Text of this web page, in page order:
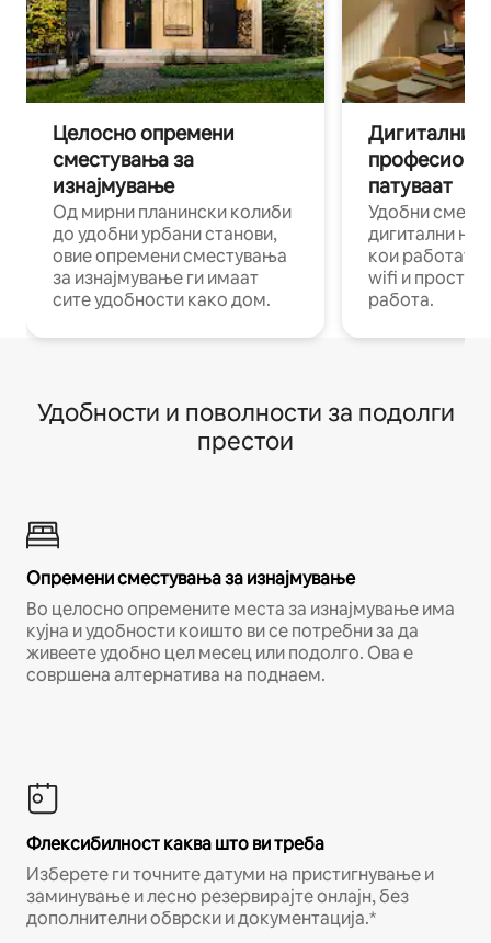
Целосно опремени
сместувања за
изнајмување
Од мирни планински колиби
до удобни урбани станови,
овие опремени сместувања
за изнајмување ги имаат
сите удобности како дом.
Дигитални
патуваат
Удобни
дигитални
кои работат
wifi и
работа.
Удобности и поволности за подолги
престои
Опремени сместувања за изнајмување
Во целосно опремените места за изнајмување има
кујна и удобности коишто ви се потребни за да
живеете удобно цел месец или подолго. Ова е
совршена алтернатива на поднаем.
Флексибилност каква што ви треба
Изберете ги точните датуми на пристигнување и
заминување и лесно резервирајте онлајн, без
дополнителни обврски и документација.*